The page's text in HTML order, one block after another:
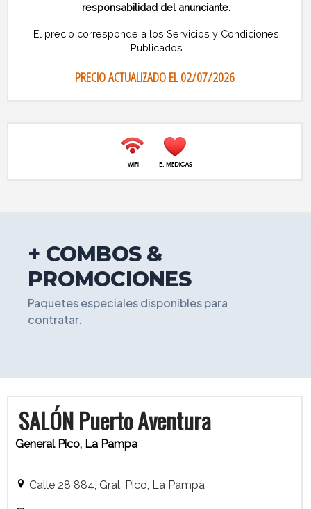
responsabilidad del anunciante.
El precio corresponde a los Servicios y Condiciones
Publicados
PRECIO ACTUALIZADO EL 02/07/2026
+ COMBOS &
PROMOCIONES
Paquetes especiales disponibles para
contratar.
SALÓN Puerto Aventura
General Pico, La Pampa
Calle 28 884, Gral. Pico, La Pampa